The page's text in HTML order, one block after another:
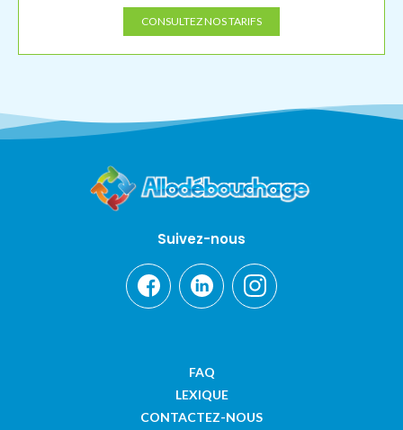
CONSULTEZ NOS TARIFS
Suivez-nous
FAQ
LEXIQUE
CONTACTEZ-NOUS